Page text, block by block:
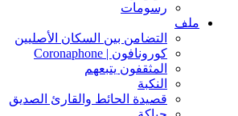
رسومات
ملف
التضامن بين السكان الأصليين
كورونافون | Coronaphone
المثقفون يتبعهم
النكبة
قصيدة الحائط والقارئ الصديق